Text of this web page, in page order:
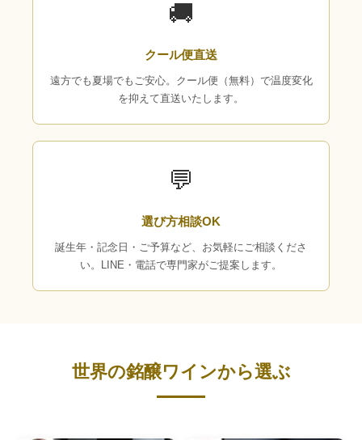
🚚
クール便直送
遠方でも夏場でもご安心。クール便（無料）で温度変化
を抑えて直送いたします。
💬
選び方相談OK
誕生年・記念日・ご予算など、お気軽にご相談くださ
い。LINE・電話で専門家がご提案します。
世界の銘醸ワインから選ぶ